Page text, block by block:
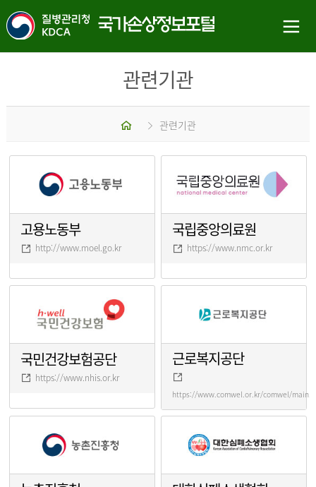
관련기관
홈 관련기관
고용노동부
http://www.moel.go.kr
국립중앙의료원
https://www.nmc.or.kr
국민건강보험공단
https://www.nhis.or.kr
근로복지공단
https://www.comwel.or.kr/comwel/